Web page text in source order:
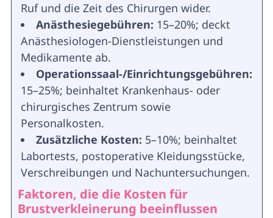
Ruf und die Zeit des Chirurgen wider.
Anästhesiegebühren: 15–20%; deckt
Anästhesiologen-Dienstleistungen und
Medikamente ab.
Operationssaal-/Einrichtungsgebühren:
15–25%; beinhaltet Krankenhaus- oder
chirurgisches Zentrum sowie
Personalkosten.
Zusätzliche Kosten: 5–10%; beinhaltet
Labortests, postoperative Kleidungsstücke,
Verschreibungen und Nachuntersuchungen.
Faktoren, die die Kosten für
Brustverkleinerung beeinflussen